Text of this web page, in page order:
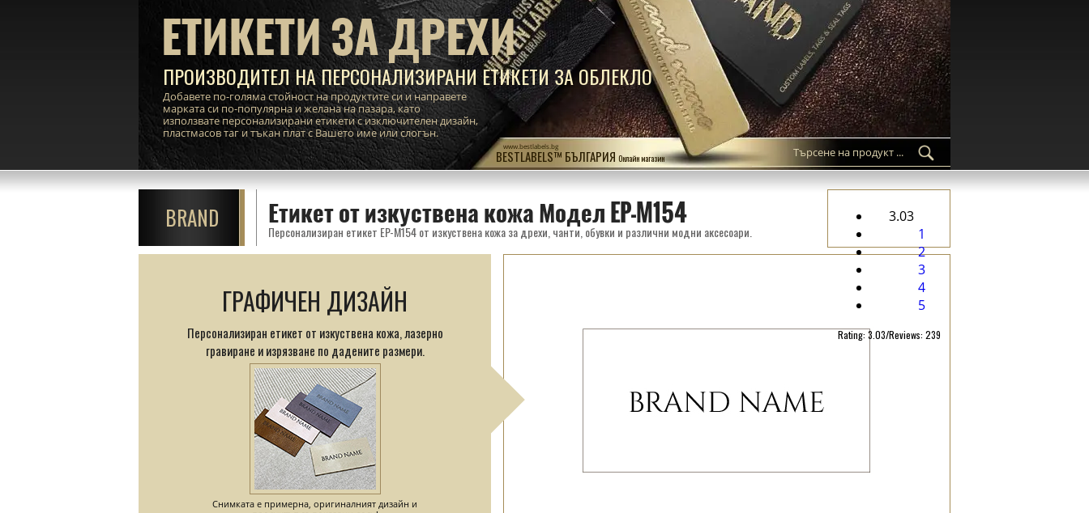
BESTLABELS™ БЪЛГАРИЯ Онлайн магазин
www.bestlabels.bg
ЕТИКЕТИ ЗА ДРЕХИ
ПРОИЗВОДИТЕЛ НА ПЕРСОНАЛИЗИРАНИ ЕТИКЕТИ ЗА ОБЛЕКЛО
Добавете по-голяма стойност на продуктите си и направете
марката си по-популярна и желана на пазара, като
използвате персонализирани етикети с изключителен дизайн,
пластмасов таг и тъкан плат с Вашето име или слогън.
BRAND Етикет от изкуствена кожа Модел EP-M154
Персонализиран етикет EP-M154 от изкуствена кожа за дрехи, чанти, обувки и различни модни аксесоари.
3.03
1
2
3
4
5
Rating: 3.03/Reviews: 239
ГРАФИЧЕН ДИЗАЙН
Персонализиран етикет от изкуствена кожа, лазерно
гравиране и изрязване по дадените размери.
Снимката е примерна, оригиналният дизайн и